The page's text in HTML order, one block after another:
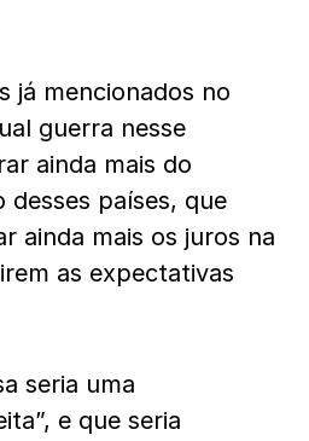
já mencionados no
guerra nesse
ainda mais do
países, que
ainda mais os juros na
as expectativas
seria uma
e que seria